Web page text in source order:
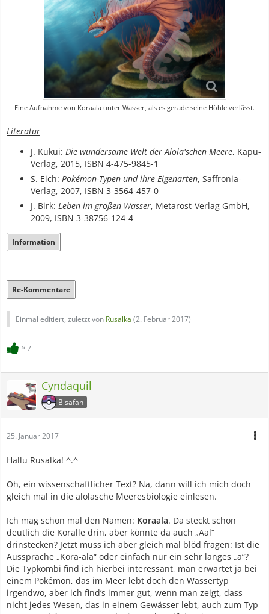
Eine Aufnahme von Koraala unter Wasser, als es gerade seine Höhle verlässt.
Literatur
J. Kukui: Die wundersame Welt der Alola'schen Meere, Kapu-
Verlag, 2015, ISBN 4-475-9845-1
S. Eich: Pokémon-Typen und ihre Eigenarten, Saffronia-
Verlag, 2007, ISBN 3-3564-457-0
J. Birk: Leben im großen Wasser, Metarost-Verlag GmbH,
2009, ISBN 3-38756-124-4
Information
Re-Kommentare
Einmal editiert, zuletzt von Rusalka (2. Februar 2017)
7
Cyndaquil
Bisafan
25. Januar 2017
Hallu Rusalka! ^.^
Oh, ein wissenschaftlicher Text? Na, dann will ich mich doch
gleich mal in die alolasche Meeresbiologie einlesen.
Ich mag schon mal den Namen: Koraala. Da steckt schon
deutlich die Koralle drin, aber könnte da auch „Aal“
drinstecken? Jetzt muss ich aber gleich mal blöd fragen: Ist die
Aussprache „Kora-ala“ oder einfach nur ein sehr langes „a“?
Die Typkombi find ich hierbei interessant, man erwartet ja bei
einem Pokémon, das im Meer lebt doch den Wassertyp
irgendwo, aber ich find’s immer gut, wenn man zeigt, dass
nicht jedes Wesen, das in einem Gewässer lebt, auch zum Typ